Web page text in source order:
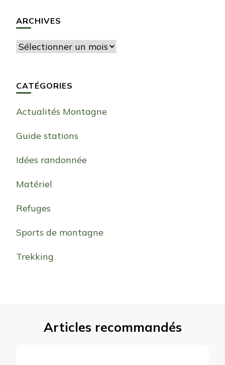
ARCHIVES
Archives
CATÉGORIES
Actualités Montagne
Guide stations
Idées randonnée
Matériel
Refuges
Sports de montagne
Trekking
Articles recommandés